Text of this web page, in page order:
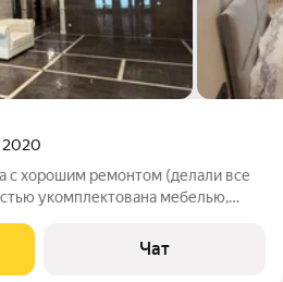
2020
с хорошим ремонтом (делали все
укомплектована мебелью,
способствует созданию уюта и
Чат